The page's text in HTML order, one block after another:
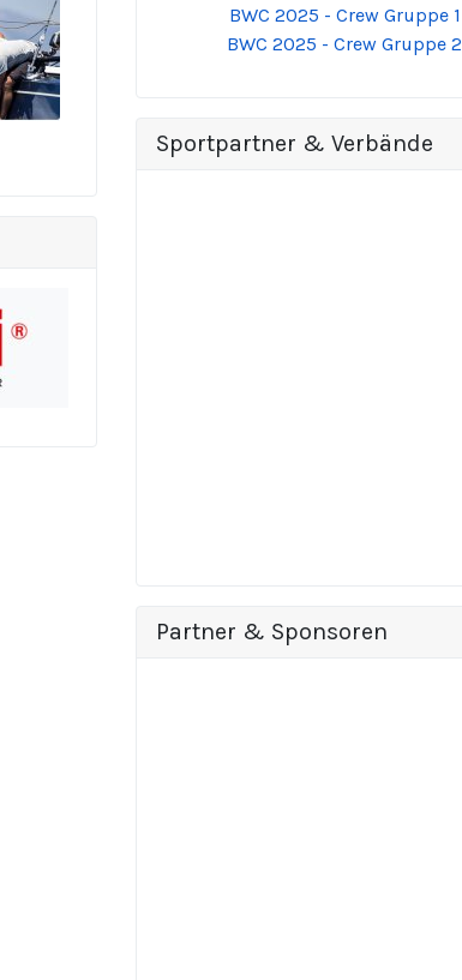
BWC 2025 - Crew Gruppe 1
BWC 2025 - Crew Gruppe 2
Sportpartner & Verbände
Partner & Sponsoren